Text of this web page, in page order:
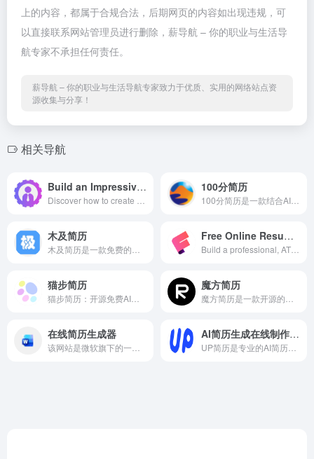
上的内容，都属于合规合法，后期网页的内容如出现违规，可
以直接联系网站管理员进行删除，薪导航 – 你的职业与生活导
航专家不承担任何责任。
薪导航 – 你的职业与生活导航专家致力于优质、实用的网络站点资
源收集与分享！
相关导航
Build an Impressive Resume Online Free Download 100分简历
木及简历 Free Online Resume Builder
猫步简历 魔方简历
在线简历生成器 AI简历生成在线制作工具